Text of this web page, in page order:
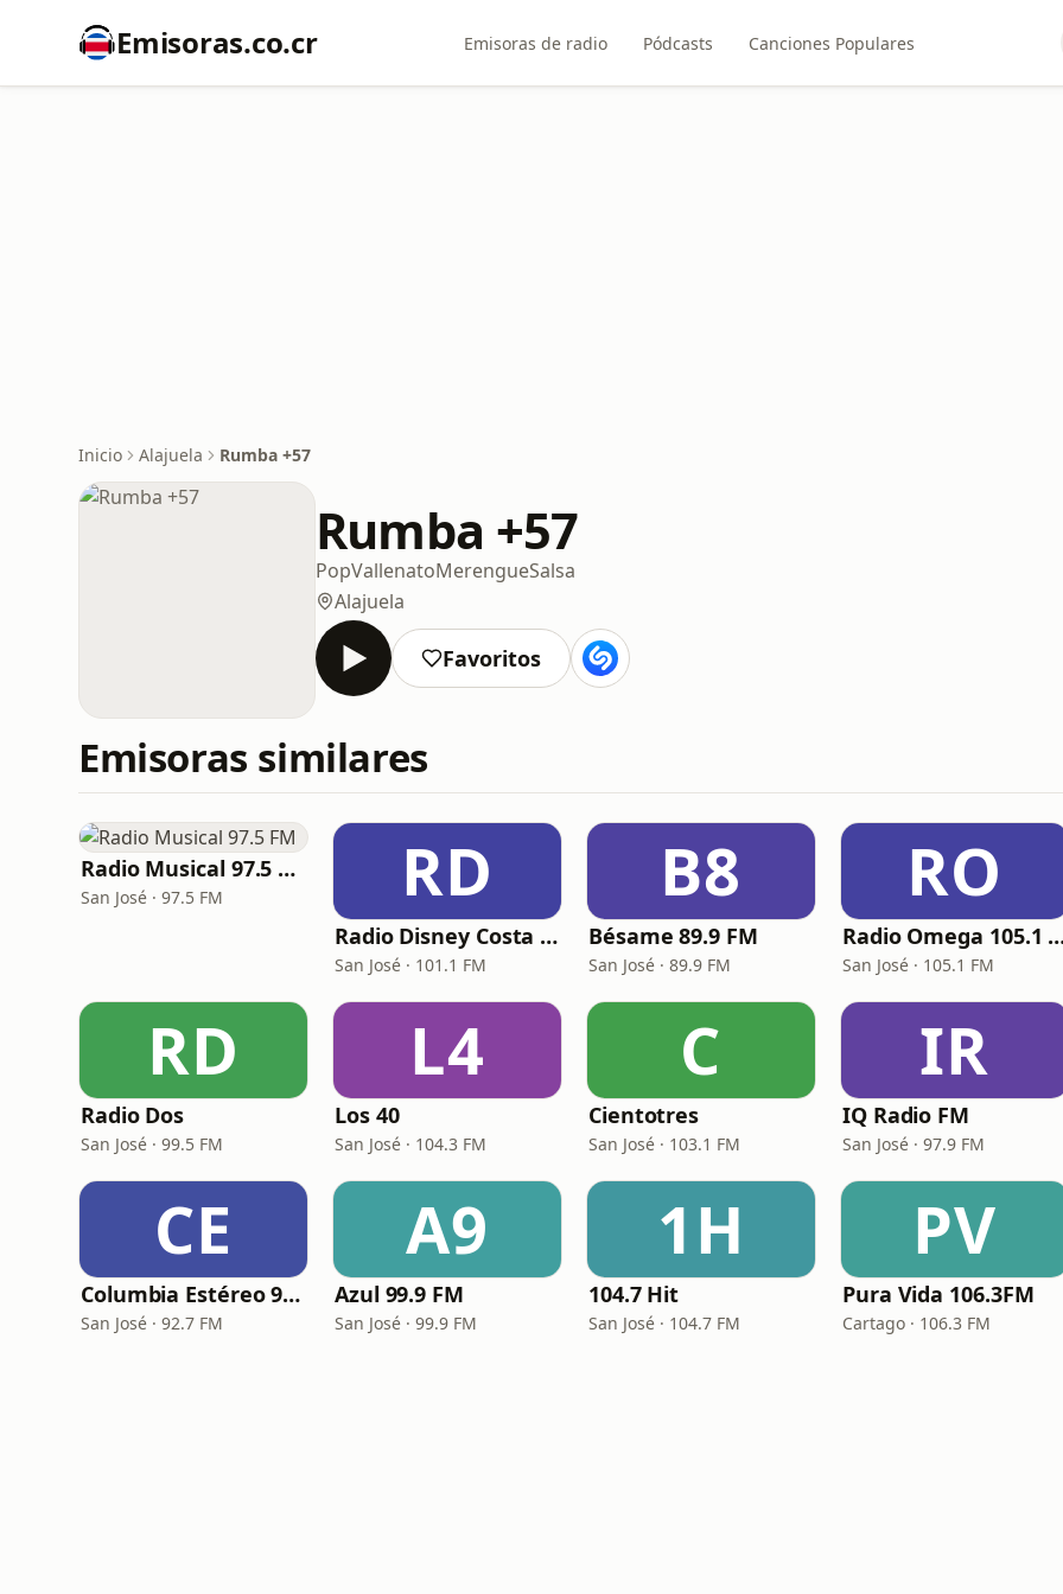
Emisoras.co.cr Emisoras de radio Pódcasts Canciones Populares
Inicio Alajuela Rumba +57
Rumba +57
PopVallenatoMerengueSalsa
Alajuela
Favoritos
Emisoras similares
Radio Musical 97.5 FM
San José · 97.5 FM RD
Radio Disney Costa Rica
San José · 101.1 FM
B8
Bésame 89.9 FM
San José · 89.9 FM
RO
Radio
San José · 105.1 FM
RD
Radio Dos
San José · 99.5 FM
L4
Los 40
San José · 104.3 FM
C
Cientotres
San José · 103.1 FM
IR
IQ Radio FM
San José · 97.9 FM
CE
Columbia Estéreo 92.7 FM
San José · 92.7 FM
A9
Azul 99.9 FM
San José · 99.9 FM
1H
104.7 Hit
San José · 104.7 FM
PV
Pura Vida 106.3FM
Cartago · 106.3 FM